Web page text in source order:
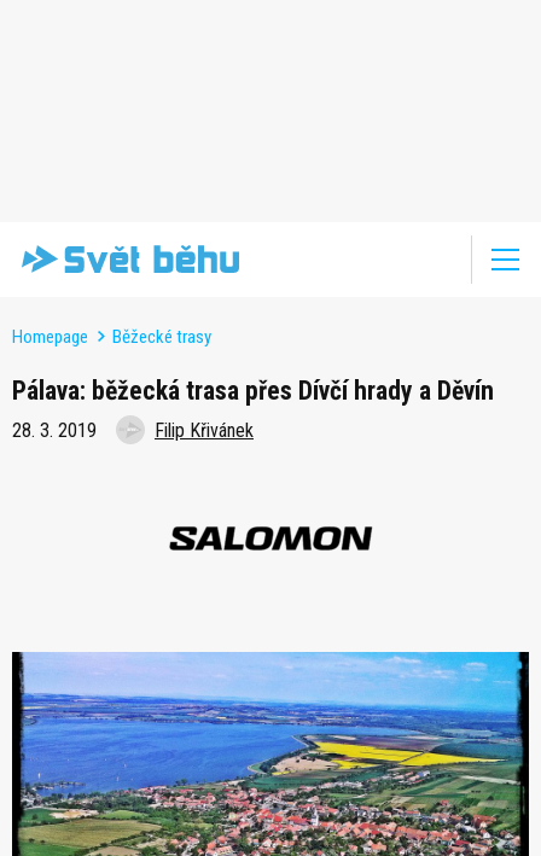
Homepage Běžecké trasy
Pálava: běžecká trasa přes Dívčí hrady a Děvín
28. 3. 2019 Filip Křivánek